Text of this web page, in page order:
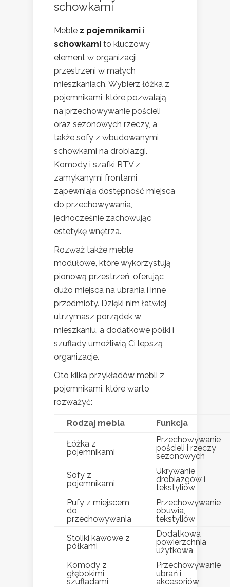
schowkami
Meble z pojemnikami i
schowkami to kluczowy
element w organizacji
przestrzeni w małych
mieszkaniach. Wybierz łóżka z
pojemnikami, które pozwalają
na przechowywanie pościeli
oraz sezonowych rzeczy, a
także sofy z wbudowanymi
schowkami na drobiazgi.
Komody i szafki RTV z
zamykanymi frontami
zapewniają dostępność miejsca
do przechowywania,
jednocześnie zachowując
estetykę wnętrza.
Rozważ także meble
modułowe, które wykorzystują
pionową przestrzeń, oferując
dużo miejsca na ubrania i inne
przedmioty. Dzięki nim łatwiej
utrzymasz porządek w
mieszkaniu, a dodatkowe półki i
szuflady umożliwią Ci lepszą
organizację.
Oto kilka przykładów mebli z
pojemnikami, które warto
rozważyć:
Rodzaj mebla Funkcja
Łóżka z
pojemnikami
Przechowywanie
pościeli i rzeczy
sezonowych
Sofy z
pojemnikami
Ukrywanie
drobiazgów i
tekstyliów
Pufy z miejscem
do
przechowywania
Przechowywanie
obuwia,
tekstyliów
Stoliki kawowe z
półkami
Dodatkowa
powierzchnia
użytkowa
Komody z
głębokimi
szufladami
Przechowywanie
ubrań i
akcesoriów